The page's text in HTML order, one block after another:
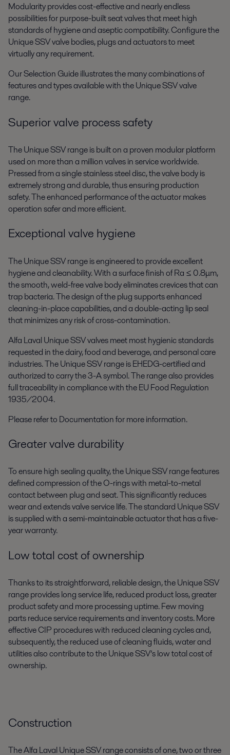
Modularity provides cost-effective and nearly endless
possibilities for purpose-built seat valves that meet high
standards of hygiene and aseptic compatibility. Configure the
Unique SSV valve bodies, plugs and actuators to meet
virtually any requirement.
Our Selection Guide illustrates the many combinations of
features and types available with the Unique SSV valve
range.
Superior valve process safety
The Unique SSV range is built on a proven modular platform
used on more than a million valves in service worldwide.
Pressed from a single stainless steel disc, the valve body is
extremely strong and durable, thus ensuring production
safety. The enhanced performance of the actuator makes
operation safer and more efficient.
Exceptional valve hygiene
The Unique SSV range is engineered to provide excellent
hygiene and cleanability. With a surface finish of Ra ≤ 0.8μm,
the smooth, weld-free valve body eliminates crevices that can
trap bacteria. The design of the plug supports enhanced
cleaning-in-place capabilities, and a double-acting lip seal
that minimizes any risk of cross-contamination.
Alfa Laval Unique SSV valves meet most hygienic standards
requested in the dairy, food and beverage, and personal care
industries. The Unique SSV range is EHEDG-certified and
authorized to carry the 3-A symbol. The range also provides
full traceability in compliance with the EU Food Regulation
1935/2004.
Please refer to Documentation for more information.
Greater valve durability
To ensure high sealing quality, the Unique SSV range features
defined compression of the O-rings with metal-to-metal
contact between plug and seat. This significantly reduces
wear and extends valve service life. The standard Unique SSV
is supplied with a semi-maintainable actuator that has a five-
year warranty.
Low total cost of ownership
Thanks to its straightforward, reliable design, the Unique SSV
range provides long service life, reduced product loss, greater
product safety and more processing uptime. Few moving
parts reduce service requirements and inventory costs. More
effective CIP procedures with reduced cleaning cycles and,
subsequently, the reduced use of cleaning fluids, water and
utilities also contribute to the Unique SSV’s low total cost of
ownership.
Construction
The Alfa Laval Unique SSV range consists of one, two or three